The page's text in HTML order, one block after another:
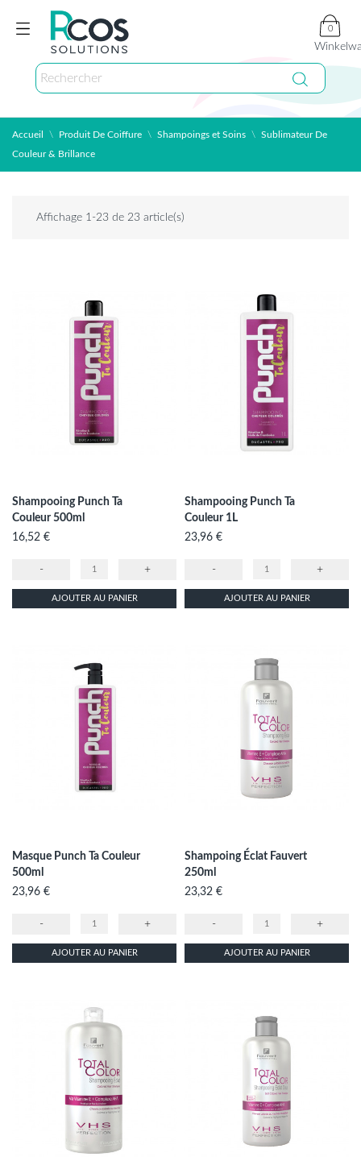
0
Accueil Produit De Coiffure Shampoings et Soins
Sublimateur De
Couleur & Brillance
Affichage 1-23 de 23 article(s)
Shampooing Punch Ta
Couleur 500ml
Prix
16,52 €
- +
AJOUTER AU PANIER
Shampooing Punch Ta
Couleur 1L
Prix
23,96 €
- +
AJOUTER AU PANIER
Masque Punch Ta Couleur
500ml
Prix
23,96 €
- +
AJOUTER AU PANIER
Shampoing Éclat Fauvert
250ml
Prix
23,32 €
- +
AJOUTER AU PANIER